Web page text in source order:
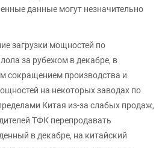
данные могут незначительно
загрузки мощностей по
за рубежом в декабре, в
сокращением производства и
на некоторых заводах по
Китая из-за слабых продаж,
ТФК перепродавать
в декабре, на китайский